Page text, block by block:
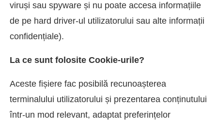
viruși sau spyware și nu poate accesa informațiile
de pe hard driver-ul utilizatorului sau alte informații
confidențiale).
La ce sunt folosite Cookie-urile?
Aceste fișiere fac posibilă recunoașterea
terminalului utilizatorului și prezentarea conținutului
într-un mod relevant, adaptat preferințelor